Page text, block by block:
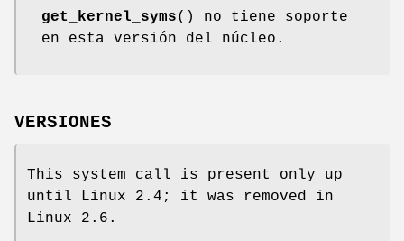
get_kernel_syms() no tiene soporte
en esta versión del núcleo.
VERSIONES
This system call is present only up
until Linux 2.4; it was removed in
Linux 2.6.